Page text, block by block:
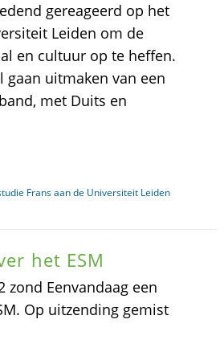
gereageerd op het
Leiden om de
en cultuur op te heffen.
gaan uitmaken van een
met Duits en
Frans aan de Universiteit Leiden
het ESM
zond Eenvandaag een
Op uitzending gemist